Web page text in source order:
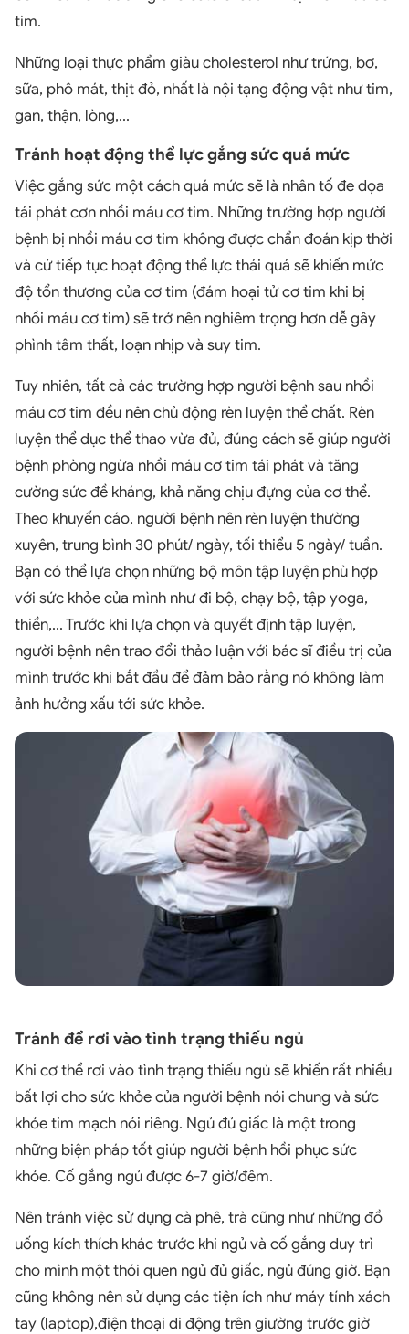
tim.
Những loại thực phẩm giàu cholesterol như trứng, bơ,
sữa, phô mát, thịt đỏ, nhất là nội tạng động vật như tim,
gan, thận, lòng,...
Tránh hoạt động thể lực gắng sức quá mức
Việc gắng sức một cách quá mức sẽ là nhân tố đe dọa
tái phát cơn nhồi máu cơ tim. Những trường hợp người
bệnh bị nhồi máu cơ tim không được chẩn đoán kịp thời
và cứ tiếp tục hoạt động thể lực thái quá sẽ khiến mức
độ tổn thương của cơ tim (đám hoại tử cơ tim khi bị
nhồi máu cơ tim) sẽ trở nên nghiêm trọng hơn dễ gây
phình tâm thất, loạn nhịp và suy tim.
Tuy nhiên, tất cả các trường hợp người bệnh sau nhồi
máu cơ tim đều nên chủ động rèn luyện thể chất. Rèn
luyện thể dục thể thao vừa đủ, đúng cách sẽ giúp người
bệnh phòng ngừa nhồi máu cơ tim tái phát và tăng
cường sức đề kháng, khả năng chịu đựng của cơ thể.
Theo khuyến cáo, người bệnh nên rèn luyện thường
xuyên, trung bình 30 phút/ ngày, tối thiểu 5 ngày/ tuần.
Bạn có thể lựa chọn những bộ môn tập luyện phù hợp
với sức khỏe của mình như đi bộ, chạy bộ, tập yoga,
thiền,... Trước khi lựa chọn và quyết định tập luyện,
người bệnh nên trao đổi thảo luận với bác sĩ điều trị của
mình trước khi bắt đầu để đảm bảo rằng nó không làm
ảnh hưởng xấu tới sức khỏe.
Tránh để rơi vào tình trạng thiếu ngủ
Khi cơ thể rơi vào tình trạng thiếu ngủ sẽ khiến rất nhiều
bất lợi cho sức khỏe của người bệnh nói chung và sức
khỏe tim mạch nói riêng. Ngủ đủ giấc là một trong
những biện pháp tốt giúp người bệnh hồi phục sức
khỏe. Cố gắng ngủ được 6-7 giờ/đêm.
Nên tránh việc sử dụng cà phê, trà cũng như những đồ
uống kích thích khác trước khi ngủ và cố gắng duy trì
cho mình một thói quen ngủ đủ giấc, ngủ đúng giờ. Bạn
cũng không nên sử dụng các tiện ích như máy tính xách
tay (laptop),điện thoại di động trên giường trước giờ